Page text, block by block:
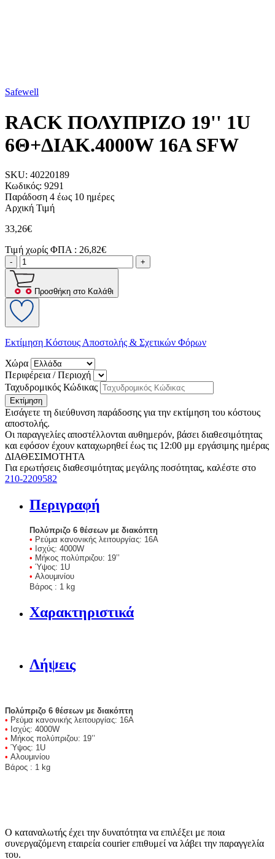
Safewell
RACK ΠΟΛΥΠΡΙΖΟ 19'' 1U
6Θ+ΔΙΑΚ.4000W 16A SFW
SKU: 40220189
Κωδικός: 9291
Παράδοση 4 έως 10 ημέρες
Αρχική Τιμή
33,26€
Τιμή χωρίς ΦΠΑ : 26,82€
- +
Προσθήκη στο Καλάθι
Εκτίμηση Κόστους Αποστολής & Σχετικών Φόρων
Χώρα
Περιφέρεια / Περιοχή
Ταχυδρομικός Κώδικας
Εκτίμηση
Εισάγετε τη διεύθυνση παράδοσης για την εκτίμηση του κόστους
αποστολής.
Οι παραγγελίες αποστέλλονται αυθημερόν, βάσει διαθεσιμότητας
και εφόσον έχουν καταχωρηθεί έως τις 12:00 μμ εργάσιμης ημέρας
ΔΙΑΘΕΣΙΜΟΤΗΤΑ
Για ερωτήσεις διαθεσιμότητας μεγάλης ποσότητας, καλέστε στο
210-2209582
Περιγραφή
Πολύπριζο 6 θέσεων με διακόπτη
• Ρεύμα κανονικής λειτουργίας: 16A
• Ισχύς: 4000W
• Μήκος πολύπριζου: 19’’
• Ύψος: 1U
• Αλουμινίου
Βάρος : 1 kg
Χαρακτηριστικά
Λήψεις
Πολύπριζο 6 θέσεων με διακόπτη
• Ρεύμα κανονικής λειτουργίας: 16A
• Ισχύς: 4000W
• Μήκος πολύπριζου: 19’’
• Ύψος: 1U
• Αλουμινίου
Βάρος : 1 kg
Ο καταναλωτής έχει την δυνατότητα να επιλέξει με ποια
συνεργαζόμενη εταιρεία courier επιθυμεί να λάβει την παραγγελία
του.